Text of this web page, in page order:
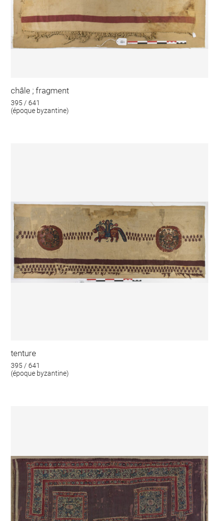
châle ; fragment
395 / 641
(époque byzantine)
tenture
395 / 641
(époque byzantine)